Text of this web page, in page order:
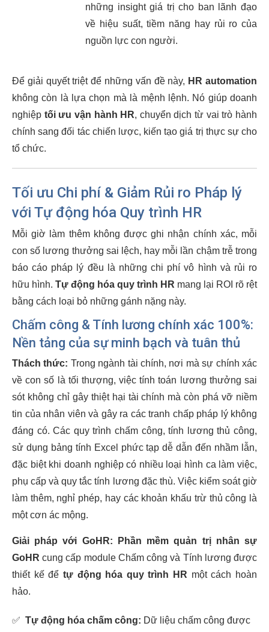
những insight giá trị cho ban lãnh đạo
về hiệu suất, tiềm năng hay rủi ro của
nguồn lực con người.
Để giải quyết triệt để những vấn đề này, HR automation
không còn là lựa chọn mà là mệnh lệnh. Nó giúp doanh
nghiệp tối ưu vận hành HR, chuyển dịch từ vai trò hành
chính sang đối tác chiến lược, kiến tạo giá trị thực sự cho
tổ chức.
Tối ưu Chi phí & Giảm Rủi ro Pháp lý
với Tự động hóa Quy trình HR
Mỗi giờ làm thêm không được ghi nhận chính xác, mỗi
con số lương thưởng sai lệch, hay mỗi lần chậm trễ trong
báo cáo pháp lý đều là những chi phí vô hình và rủi ro
hữu hình. Tự động hóa quy trình HR mang lại ROI rõ rệt
bằng cách loại bỏ những gánh nặng này.
Chấm công & Tính lương chính xác 100%:
Nền tảng của sự minh bạch và tuân thủ
Thách thức: Trong ngành tài chính, nơi mà sự chính xác
về con số là tối thượng, việc tính toán lương thưởng sai
sót không chỉ gây thiệt hại tài chính mà còn phá vỡ niềm
tin của nhân viên và gây ra các tranh chấp pháp lý không
đáng có. Các quy trình chấm công, tính lương thủ công,
sử dụng bảng tính Excel phức tạp dễ dẫn đến nhầm lẫn,
đặc biệt khi doanh nghiệp có nhiều loại hình ca làm việc,
phụ cấp và quy tắc tính lương đặc thù. Việc kiểm soát giờ
làm thêm, nghỉ phép, hay các khoản khấu trừ thủ công là
một cơn ác mộng.
Giải pháp với GoHR:
Phần mềm quản trị nhân sự
GoHR cung cấp module Chấm công và Tính lương được
thiết kế để tự động hóa quy trình HR một cách hoàn
hảo.
✅ Tự động hóa chấm công: Dữ liệu chấm công được